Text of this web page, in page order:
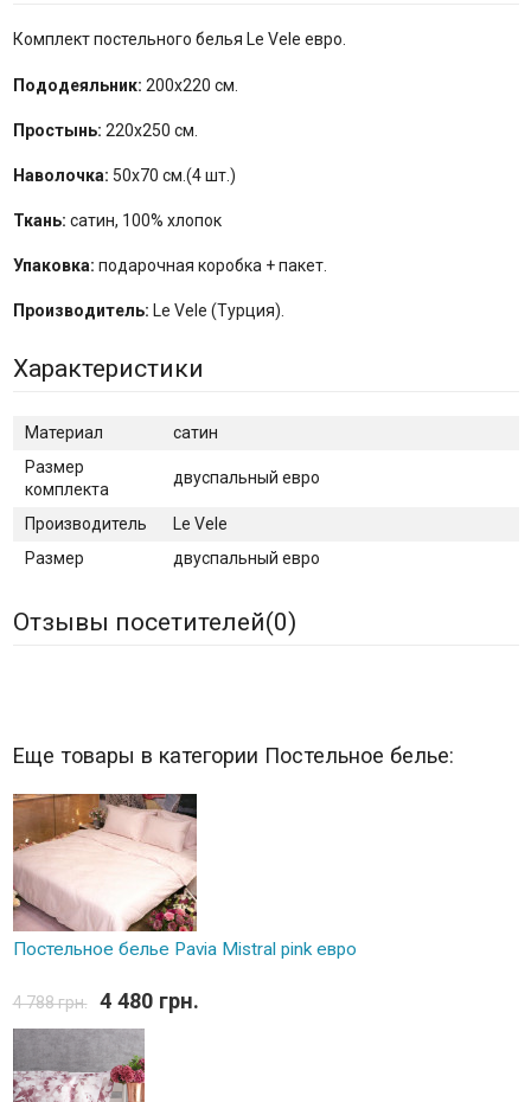
Комплект постельного белья Le Vele евро.
Пододеяльник: 200х220 см.
Простынь: 220х250 см.
Наволочка: 50х70 см.(4 шт.)
Ткань: сатин, 100% хлопок
Упаковка: подарочная коробка + пакет.
Производитель: Le Vele (Турция).
Характеристики
Материал
сатин
Размер
комплекта
двуспальный евро
Производитель
Le Vele
Размер
двуспальный евро
Отзывы посетителей(0)
Еще товары в категории Постельное белье:
Постельное белье Pavia Mistral pink евро
4 788 грн. 4 480 грн.